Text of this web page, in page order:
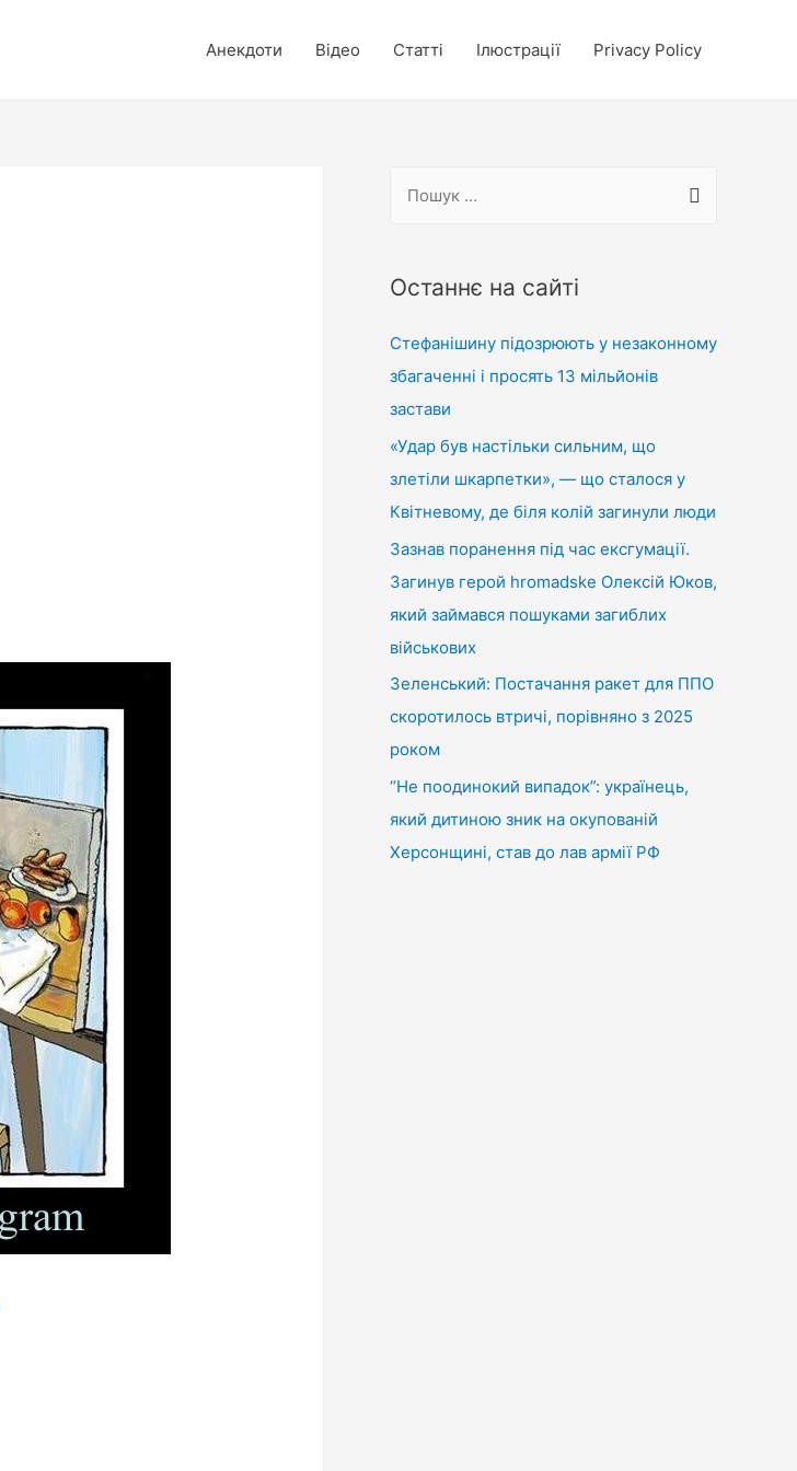
Анекдоти Відео Статті Ілюстрації Privacy Policy
у
:
Останнє на сайті
Стефанішину підозрюють у незаконному
збагаченні і просять 13 мільйонів
застави
«Удар був настільки сильним, що
злетіли шкарпетки», — що сталося у
Квітневому, де біля колій загинули люди
Зазнав поранення під час ексгумації.
Загинув герой hromadske Олексій Юков,
який займався пошуками загиблих
військових
Зеленський: Постачання ракет для ППО
скоротилось втричі, порівняно з 2025
роком
“Не поодинокий випадок”: українець,
який дитиною зник на окупованій
Херсонщині, став до лав армії РФ